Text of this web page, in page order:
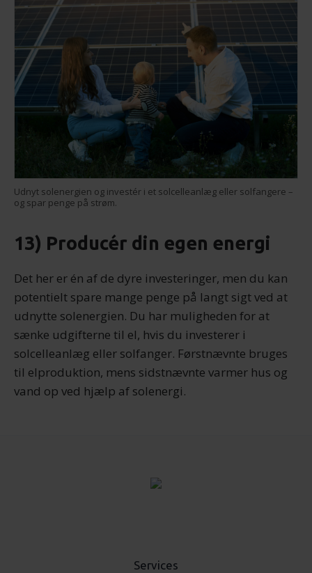
Udnyt solenergien og investér i et solcelleanlæg eller solfangere –
og spar penge på strøm.
13) Producér din egen energi
Det her er én af de dyre investeringer, men du kan
potentielt spare mange penge på langt sigt ved at
udnytte solenergien. Du har muligheden for at
sænke udgifterne til el, hvis du investerer i
solcelleanlæg eller solfanger. Førstnævnte bruges
til elproduktion, mens sidstnævnte varmer hus og
vand op ved hjælp af solenergi.
Services